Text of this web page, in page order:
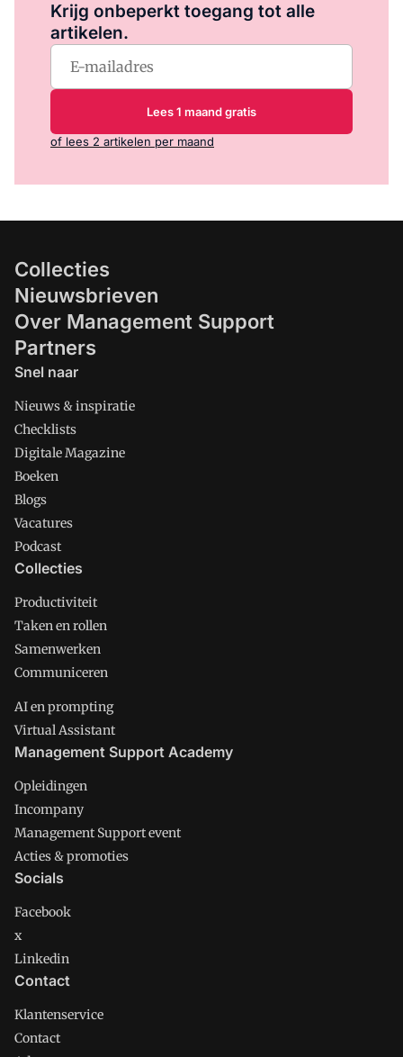
Krijg onbeperkt toegang tot alle
artikelen.
Lees 1 maand gratis
of lees 2 artikelen per maand
Collecties
Nieuwsbrieven
Over Management Support
Partners
Snel naar
Nieuws & inspiratie
Checklists
Digitale Magazine
Boeken
Blogs
Vacatures
Podcast
Collecties
Productiviteit
Taken en rollen
Samenwerken
Communiceren
AI en prompting
Virtual Assistant
Management Support Academy
Opleidingen
Incompany
Management Support event
Acties & promoties
Socials
Facebook
x
Linkedin
Contact
Klantenservice
Contact